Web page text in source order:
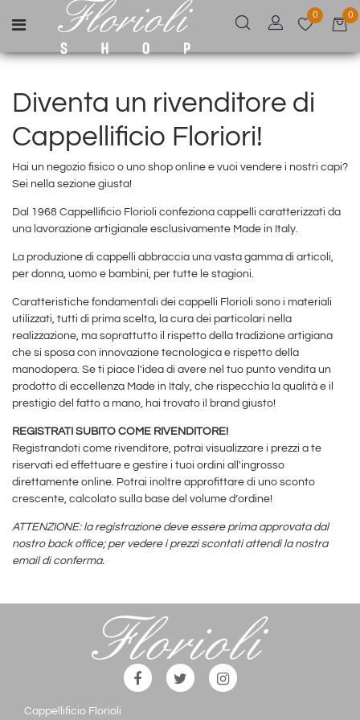
Open menu
0 0
Diventa un rivenditore di
Cappellificio Floriori!
Hai un negozio fisico o uno shop online e vuoi vendere i nostri capi?
Sei nella sezione giusta!
Dal 1968 Cappellificio Florioli confeziona cappelli caratterizzati da
una lavorazione artigianale esclusivamente Made in Italy.
La produzione di cappelli abbraccia una vasta gamma di articoli,
per donna, uomo e bambini, per tutte le stagioni.
Caratteristiche fondamentali dei cappelli Florioli sono i materiali
utilizzati, tutti di prima scelta, la cura dei particolari nella
realizzazione, ma soprattutto il rispetto della tradizione artigiana
che si sposa con innovazione tecnologica e rispetto della
manodopera. Se ti piace l'idea di avere nel tuo punto vendita un
prodotto di eccellenza Made in Italy, che rispecchia la qualità e il
prestigio del fatto a mano, hai trovato il brand giusto!
REGISTRATI SUBITO COME RIVENDITORE!
Registrandoti come rivenditore, potrai visualizzare i prezzi a te
riservati ed effettuare e gestire i tuoi ordini all'ingrosso
direttamente online. Potrai inoltre approfittare di uno sconto
crescente, calcolato sulla base del volume d’ordine!
ATTENZIONE: la registrazione deve essere prima approvata dal
nostro back office; per vedere i prezzi scontati attendi la nostra
email di conferma.
Cappellificio Florioli